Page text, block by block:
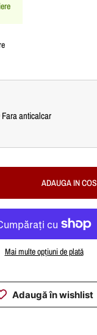
Fara anticalcar
ADAUGA IN COS
Mai multe opțiuni de plată
Adaugă în wishlist